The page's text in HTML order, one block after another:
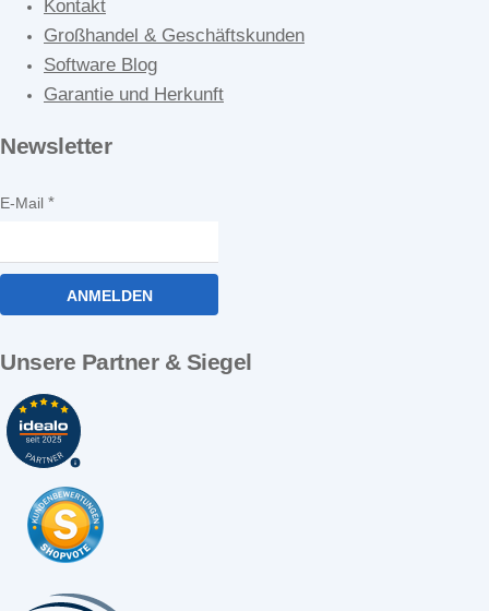
Kontakt
Großhandel & Geschäftskunden
Software Blog
Garantie und Herkunft
Newsletter
E-Mail
ANMELDEN
Unsere Partner & Siegel